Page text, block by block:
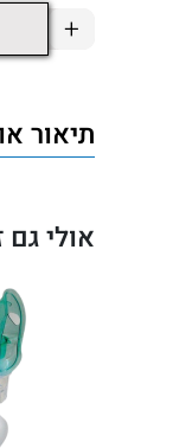
+
של
ביתי
תיאור
אולי גם